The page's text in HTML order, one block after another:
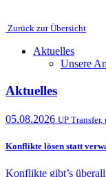
Zurück zur Übersicht
Aktuelles
Unsere
Aktuelles
05.08.2026 UP Transfer,
Konflikte lösen statt
Konflikte gibt’s